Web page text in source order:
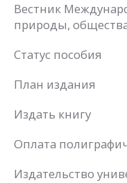
Вестник
природы,
Статус пособия
План издания
Издать книгу
Оплата
Издательство